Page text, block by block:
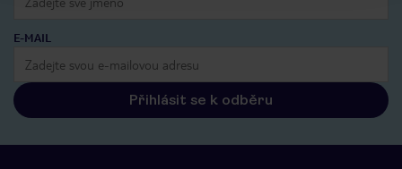
E-MAIL
Přihlásit se k odběru